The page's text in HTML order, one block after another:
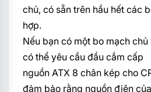
chủ, có sẵn trên hầu hết các
hợp.
Nếu bạn có một bo mạch
có thể yêu cầu đầu cắm cấp
nguồn ATX 8 chân kép cho
đảm bảo rằng nguồn điện của